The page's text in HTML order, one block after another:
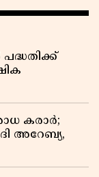
കരാർ;
അറേബ്യ,